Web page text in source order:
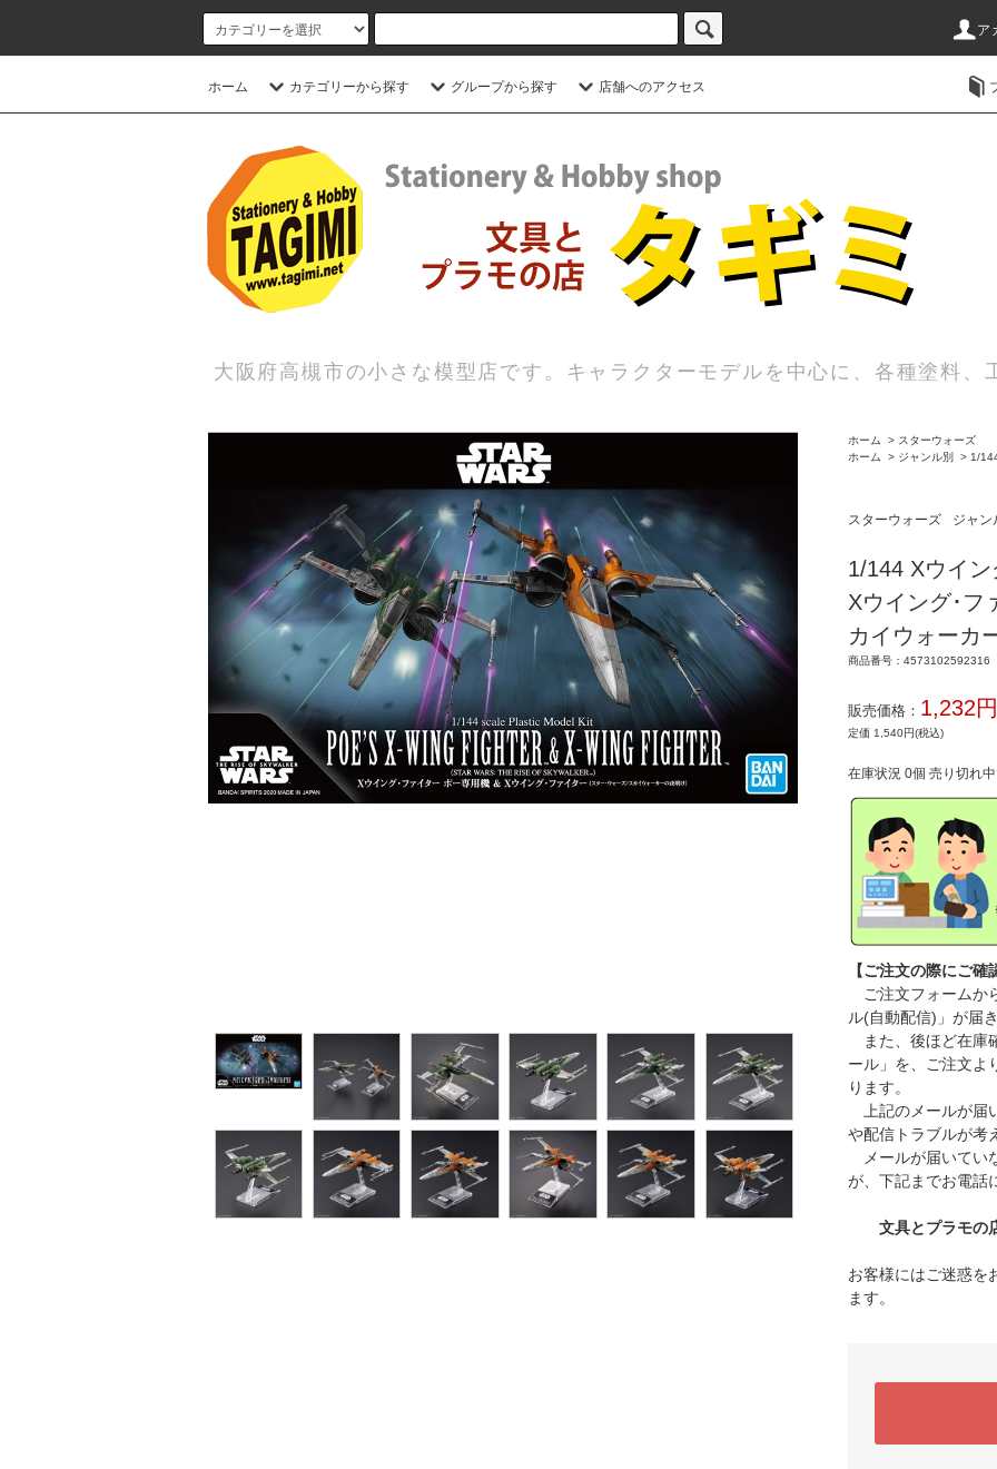
ア
ホーム カテゴリーから探す グループから探す 店舗へのアクセス
大阪府高槻市の小さな模型店です。キャラクターモデルを中心に、各種塗料、
ホーム > スターウォーズ
ホーム
> ジャンル別 > 1/
スターウォーズ ジャン
1/144 Xウイ
Xウイング･
カイウォーカ
商品番号：4573102592316
販売価格： 1,232
定価 1,540円(税込)
在庫状況 0個 売り切れ
【ご注文の際にご確
ご注文フォームか
ル(自動配信)」が届き
また、後ほど在庫
ール」を、ご注文よ
ります。
上記のメールが届
や配信トラブルが考
メールが届いてい
が、下記までお電話
文具とプラモ
お客様にはご迷惑を
ます。